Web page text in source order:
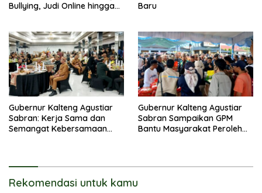
Bullying, Judi Online hingga
Baru
Gubernur Kalteng Agustiar
Sabran: Kerja Sama dan
Semangat Kebersamaan
Gubernur Kalteng Agustiar
Sabran Sampaikan GPM
Bantu Masyarakat Peroleh
Rekomendasi untuk kamu